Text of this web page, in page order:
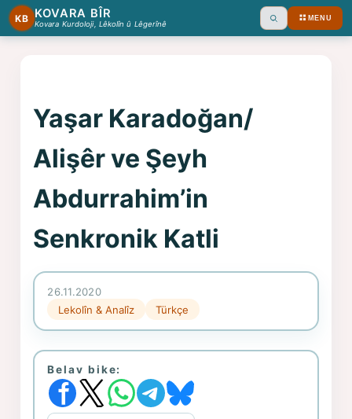
KB KOVARA BÎR
Kovara Kurdoloji, Lêkolîn û Lêgerînê Ara MENU
Yaşar Karadoğan/
Alişêr ve Şeyh
Abdurrahim’in
Senkronik Katli
26.11.2020
Lekolîn & Analîz
Türkçe
Belav bike: